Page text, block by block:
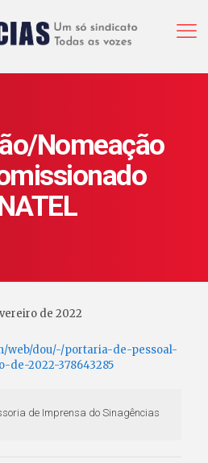
Nomeação
de 2022
web/dou/-/portaria-de-pessoal-
de-2022-378643285
de Imprensa do Sinagências